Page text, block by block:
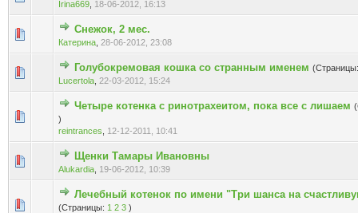
Irina669 18-06-2012, 16:13
Снежок, 2 мес.
Катерина 28-06-2012, 23:08
Голосов: 0 - Средняя оценка: 0 из 5
Голубокремовая кошка со странным именем
Lucertola 22-03-2012, 15:24
Голосов: 0 - Средняя оценка: 0 из 5
12345
Четыре котенка с ринотрахеитом, пока все с лишаем
)
reintrances
12-12-2011, 10:41
Щенки Тамары Ивановны
Alukardia 19-06-2012, 10:39
Голосов: 0 - Средняя оценка: 0 из 5
12345
Лечебный котенок по имени "Три шанса на
(Страницы: 1 2 3 )
Голосов: 0 - Средняя оценка: 0 из 5